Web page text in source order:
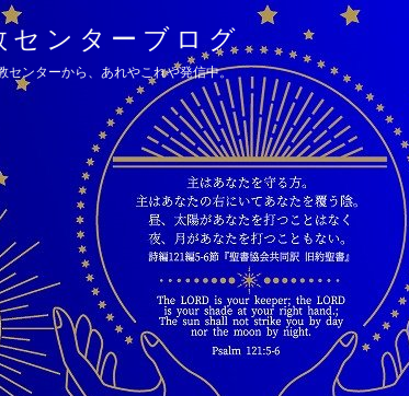
センターブログ
センターから、あれやこれや発信中。